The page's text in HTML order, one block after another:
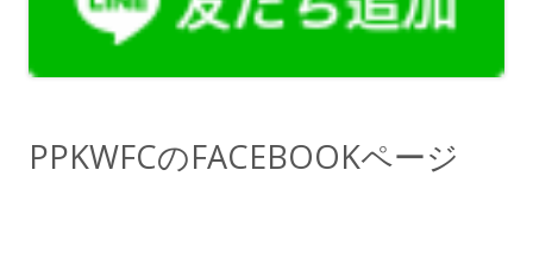
イ
ド
PPKWFCのFACEBOOKページ